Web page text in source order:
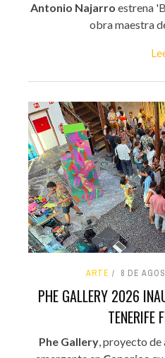
Antonio Najarro estrena
obra maestra
ARTE 8 DE
PHE GALLERY 2026
TENERIFE
Phe Gallery, proyecto de